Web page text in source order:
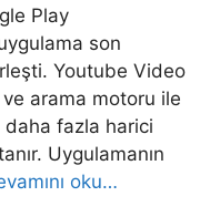
Play
son
Youtube Video
arama motoru ile
daha fazla harici
Uygulamanın
oku…